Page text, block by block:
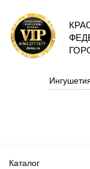
Каталог